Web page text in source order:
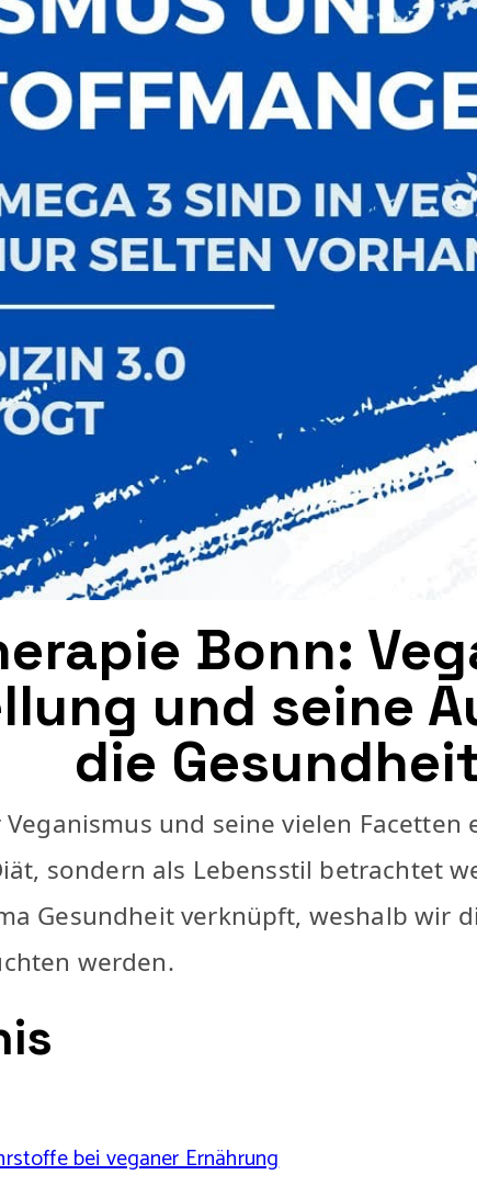
Bonn:
und seine
die
und seine vielen Facetten
sondern als Lebensstil betrachtet
Gesundheit verknüpft, weshalb wir
werden.
bei veganer Ernährung